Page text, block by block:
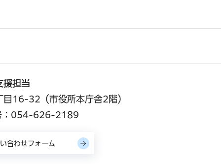
担当
16-32（市役所本庁舎2階）
：054-626-2189